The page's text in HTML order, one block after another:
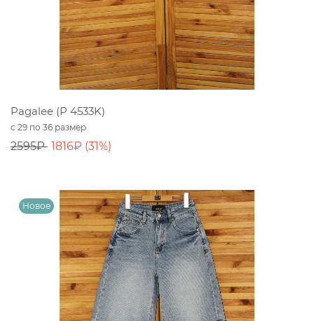
Pagalee (P 4533K)
с 29 по 36 размер
2595₽ 1816₽ (31%)